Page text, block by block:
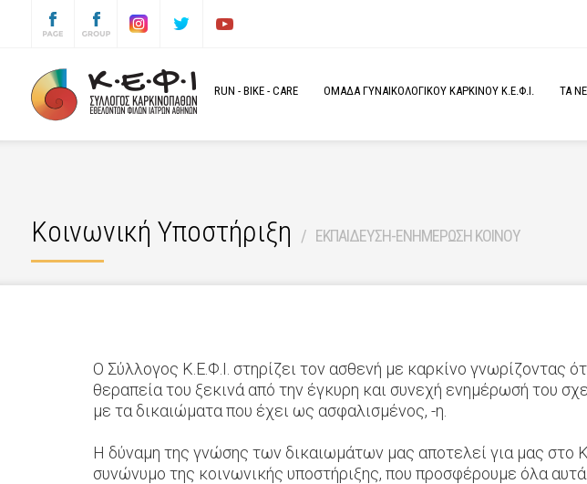
RUN - BIKE - CARE ΟΜΑΔΑ ΓΥΝΑΙΚΟΛΟΓΙΚΟΥ ΚΑΡΚΙΝΟΥ Κ.Ε.Φ.Ι. ΤΑ
Κοινωνική Υποστήριξη ΕΚΠΑΙΔΕΥΣΗ-ΕΝΗΜΕΡΩΣΗ ΚΟΙΝΟΥ
Ο Σύλλογος Κ.Ε.Φ.Ι. στηρίζει τον ασθενή με καρκίνο γνωρίζοντας
θεραπεία του ξεκινά από την έγκυρη και συνεχή ενημέρωσή του
με τα δικαιώματα που έχει ως ασφαλισμένος, -η.
Η δύναμη της γνώσης των δικαιωμάτων μας αποτελεί για μας στο
συνώνυμο της κοινωνικής υποστήριξης, που προσφέρουμε όλα